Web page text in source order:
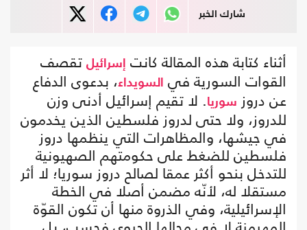
شارك الخبر
أثناء كتابة هذه المقالة كانت إسرائيل تقصف
القوات السورية في
السويداء، بدعوى الدفاع
عن دروز سوريا. لا تقيم إسرائيل أدنى وزن
للدروز، ولا حتى لدروز فلسطين الذين يخدمون
في جيشها، والمظاهرات التي ينظمها دروز
فلسطين للضغط على حكومتهم الصهيونية
للتدخل بنحو أكثر عمقا لصالح دروز سوريا؛ لا أثر
مستقلا له، لأنّه مضمن أصلا في الخطة
الإسرائيلية، وفي الذروة منها أن تكون القوّة